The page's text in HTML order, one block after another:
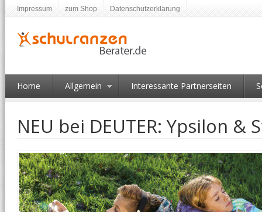
Impressum zum Shop Datenschutzerklärung
Home Allgemein Interessante Partnerseiten
NEU bei DEUTER: Ypsilon &